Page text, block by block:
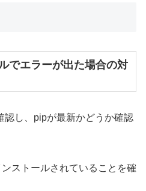
でエラーが出た場合の対
認し、pipが最新かどうか確認
ストールされていることを確